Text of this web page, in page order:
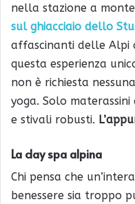
nella stazione a
sul ghiacciaio dello
affascinanti delle Alpi
questa esperienza
non è richiesta
yoga. Solo
e stivali robusti.
La day spa alpina
Chi pensa che
benessere sia troppo